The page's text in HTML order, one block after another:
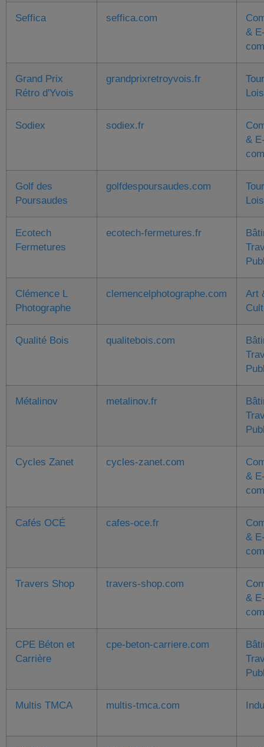
Seffica seffica.com
&
Grand Prix
Rétro d'Yvois
grandprixretroyvois.fr
Sodiex sodiex.fr
&
Golf des
Poursaudes
golfdespoursaudes.com
Ecotech
Fermetures
ecotech-fermetures.fr
Clémence L
Photographe
clemencelphotographe.com
Art
Qualité Bois qualitebois.com
Métalinov metalinov.fr
Cycles Zanet cycles-zanet.com
&
Cafés OCÉ cafes-oce.fr
&
Travers Shop travers-shop.com
&
CPE Béton et
Carrière
cpe-beton-carriere.com
Multis TMCA multis-tmca.com